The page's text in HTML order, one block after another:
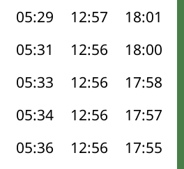
05:29 12:57 18:01
05:31 12:56 18:00
05:33 12:56 17:58
05:34 12:56 17:57
05:36 12:56 17:55